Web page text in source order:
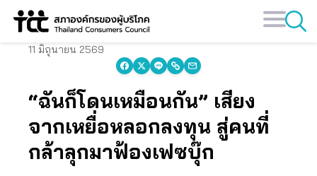
Skip
content
11 มิถุนายน 2569
“ฉันก็โดนเหมือนกัน” เสียง
จากเหยื่อหลอกลงทุน สู่คนที่
กล้าลุกมาฟ้องเฟซบุ๊ก